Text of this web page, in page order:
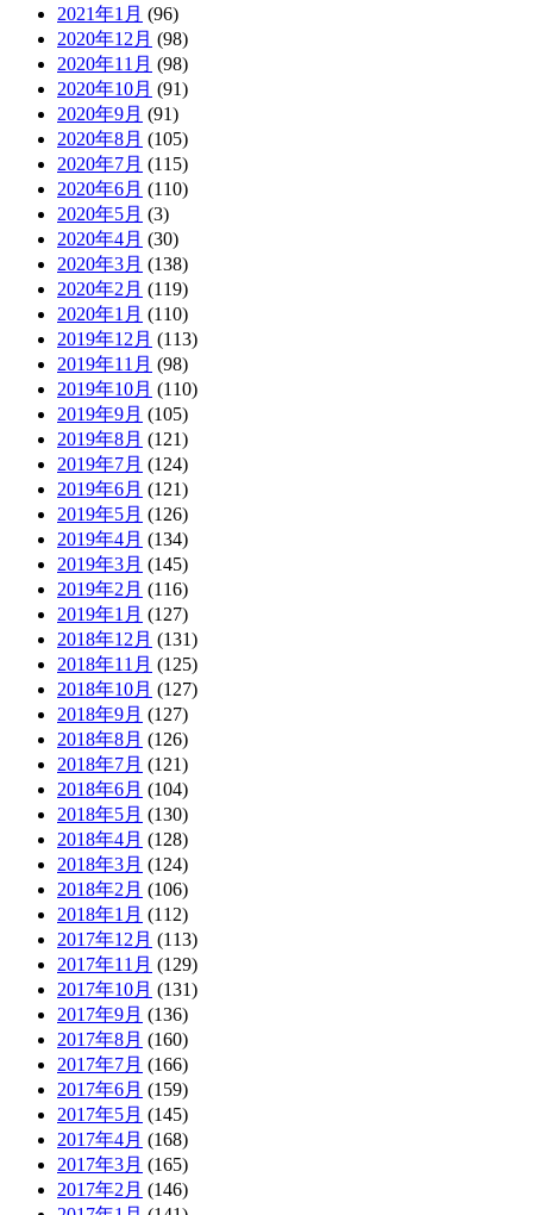
2021年1月 (96)
2020年12月 (98)
2020年11月 (98)
2020年10月 (91)
2020年9月 (91)
2020年8月 (105)
2020年7月 (115)
2020年6月 (110)
2020年5月 (3)
2020年4月 (30)
2020年3月 (138)
2020年2月 (119)
2020年1月 (110)
2019年12月 (113)
2019年11月 (98)
2019年10月 (110)
2019年9月 (105)
2019年8月 (121)
2019年7月 (124)
2019年6月 (121)
2019年5月 (126)
2019年4月 (134)
2019年3月 (145)
2019年2月 (116)
2019年1月 (127)
2018年12月 (131)
2018年11月 (125)
2018年10月 (127)
2018年9月 (127)
2018年8月 (126)
2018年7月 (121)
2018年6月 (104)
2018年5月 (130)
2018年4月 (128)
2018年3月 (124)
2018年2月 (106)
2018年1月 (112)
2017年12月 (113)
2017年11月 (129)
2017年10月 (131)
2017年9月 (136)
2017年8月 (160)
2017年7月 (166)
2017年6月 (159)
2017年5月 (145)
2017年4月 (168)
2017年3月 (165)
2017年2月 (146)